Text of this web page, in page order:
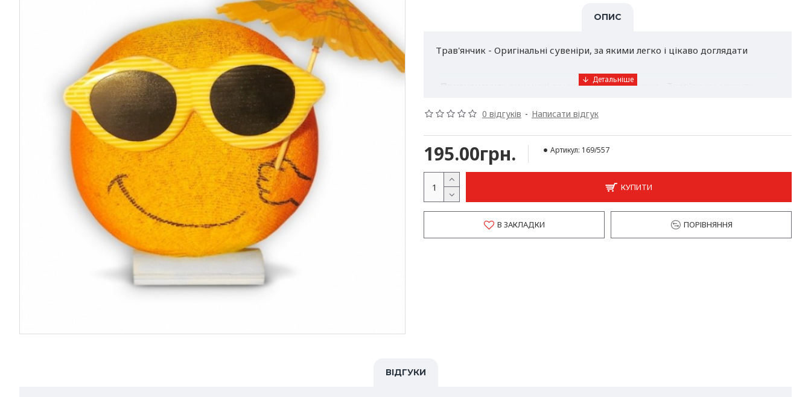
ОПИС
Трав'янчик - Оригінальні сувеніри, за якими легко і цікаво доглядати
виконані вручну виразні фігурки - Трав'янчик можуть
використані найкращі і екологічно чисті матеріали. Зверюшки, казкові
трави.
Травянчик принесе радість всім членам сім'ї. Побачити бурю захоплення
на обличчі своєї дитини при появі перших ніжних паростків, круглий рік
радіти зеленій травичці, зітхати її аромат - що може бути краще для
вашого настрою і самопочуття?
Спосіб застосування:
1. Опустіть Трав'янчик в теплу воду на 2-3 хв.
0 відгуків - Написати відгук
195.00грн. Артикул: 169/557
КУПИТИ
В ЗАКЛАДКИ ПОРІВНЯННЯ
ВІДГУКИ